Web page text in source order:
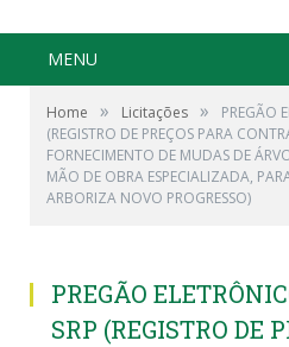
MENU
Home » Licitações »
PREGÃO
(REGISTRO DE PREÇOS PARA
FORNECIMENTO DE MUDAS DE
MÃO DE OBRA ESPECIALIZADA,
ARBORIZA NOVO PROGRESSO)
PREGÃO
SRP (REGISTRO DE